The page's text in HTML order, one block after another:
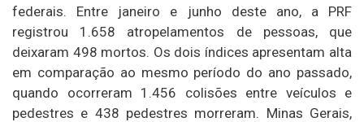
federais. Entre janeiro e junho deste ano, a PRF
registrou 1.658 atropelamentos de pessoas, que
deixaram 498 mortos. Os dois índices apresentam alta
em comparação ao mesmo período do ano passado,
quando ocorreram 1.456 colisões entre veículos e
pedestres e 438 pedestres morreram. Minas Gerais,